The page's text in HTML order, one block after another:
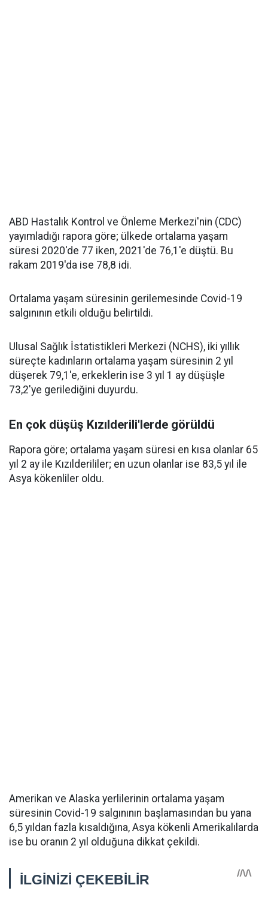
ABD Hastalık Kontrol ve Önleme Merkezi'nin (CDC)
yayımladığı rapora göre; ülkede ortalama yaşam
süresi 2020'de 77 iken, 2021'de 76,1'e düştü. Bu
rakam 2019'da ise 78,8 idi.
Ortalama yaşam süresinin gerilemesinde Covid-19
salgınının etkili olduğu belirtildi.
Ulusal Sağlık İstatistikleri Merkezi (NCHS), iki yıllık
süreçte kadınların ortalama yaşam süresinin 2 yıl
düşerek 79,1'e, erkeklerin ise 3 yıl 1 ay düşüşle
73,2'ye gerilediğini duyurdu.
En çok düşüş Kızılderili'lerde görüldü
Rapora göre; ortalama yaşam süresi en kısa olanlar 65
yıl 2 ay ile Kızılderililer; en uzun olanlar ise 83,5 yıl ile
Asya kökenliler oldu.
Amerikan ve Alaska yerlilerinin ortalama yaşam
süresinin Covid-19 salgınının başlamasından bu yana
6,5 yıldan fazla kısaldığına, Asya kökenli Amerikalılarda
ise bu oranın 2 yıl olduğuna dikkat çekildi.